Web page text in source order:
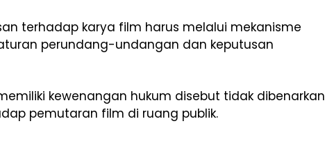
terhadap karya film harus melalui mekanisme
perundang-undangan dan keputusan
kewenangan hukum disebut tidak dibenarkan
pemutaran film di ruang publik.